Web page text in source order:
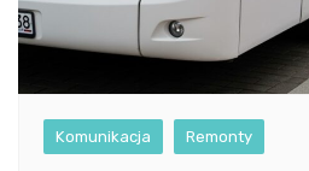
Komunikacja Remonty